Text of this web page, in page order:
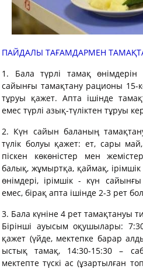
ПАЙДАЛЫ ТАҒАМДАРМЕН
1. Бала түрлі тамақ
сайынғы тамақтану рационы 15-
тұруы қажет. Апта ішінде
емес түрлі азық-түліктен тұруы
2. Күн сайын баланың
түлік болуы қажет: ет, сары
піскен көкөністер мен
балық, жұмыртқа, қаймақ,
өнімдері, ірімшік - күн
емес, бірақ апта ішінде 2-3 рет
3. Бала күніне 4 рет тамақтануы
Бірінші ауысым оқушылары:
қажет (үйде, мектепке барар
ыстық тамақ, 14:30-15:30 –
мектепте түскі ас (ұзартылған